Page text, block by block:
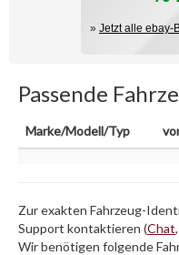
» Jetzt alle ebay-
Passende
Marke/Modell/Typ
Zur exakten Fahrzeug-
Support kontaktieren (Chat
Wir benötigen folgende